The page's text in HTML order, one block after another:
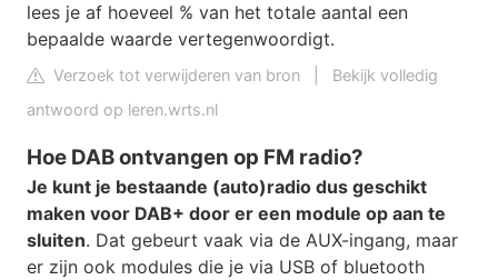
lees je af hoeveel % van het totale aantal een
bepaalde waarde vertegenwoordigt.
Verzoek tot verwijderen van bron
Bekijk volledig
antwoord op leren.wrts.nl
Hoe DAB ontvangen op FM radio?
Je kunt je bestaande (auto)radio dus geschikt
maken voor DAB+ door er een module op aan te
sluiten. Dat gebeurt vaak via de AUX-ingang, maar
er zijn ook modules die je via USB of bluetooth